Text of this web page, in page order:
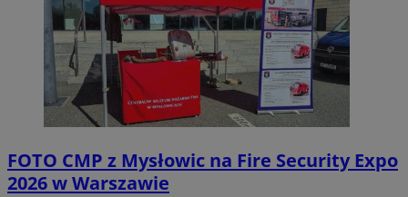
FOTO CMP z Mysłowic na Fire Security Expo
2026 w Warszawie